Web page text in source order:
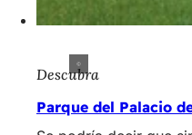
Descubra
Parque del Palacio